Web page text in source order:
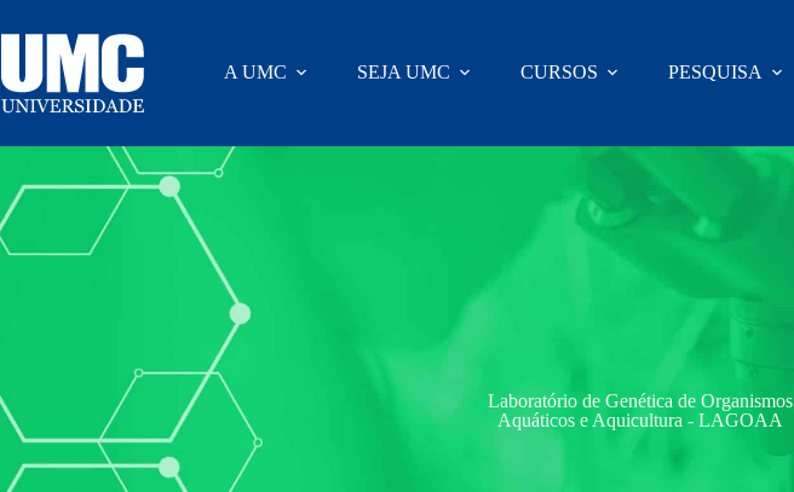
A UMC SEJA UMC CURSOS PESQUISA
Laboratório de Genética de Organismos
Aquáticos e Aquicultura - LAGOAA